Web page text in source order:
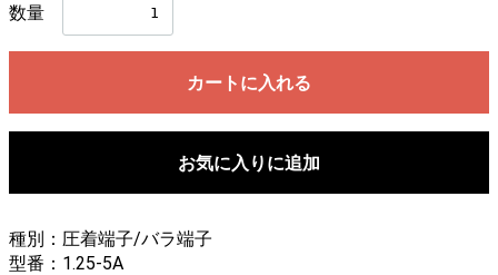
数量
カートに入れる
お気に入りに追加
種別：圧着端子/バラ端子
型番：1.25-5A